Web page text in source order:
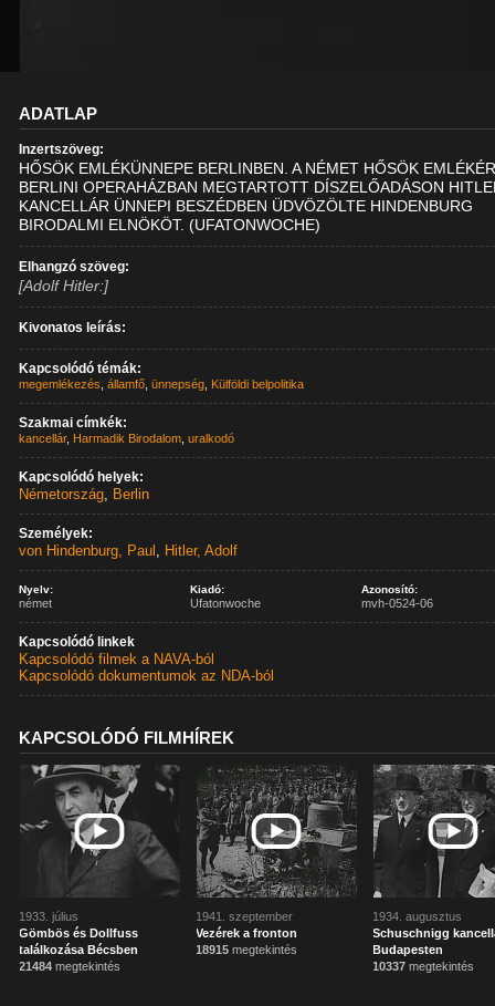
ADATLAP
Inzertszöveg:
HŐSÖK EMLÉKÜNNEPE BERLINBEN. A NÉMET HŐSÖK
BERLINI OPERAHÁZBAN MEGTARTOTT DÍSZELŐADÁSON
KANCELLÁR ÜNNEPI BESZÉDBEN ÜDVÖZÖLTE HINDENBURG
BIRODALMI ELNÖKÖT. (UFATONWOCHE)
Elhangzó szöveg:
[Adolf Hitler:]
Kivonatos leírás:
Kapcsolódó témák:
megemlékezés ,államfő ,ünnepség Külföldi belpolitika
Szakmai címkék:
kancellár, Harmadik Birodalom ,uralkodó
Kapcsolódó helyek:
Németország, Berlin
Személyek:
von Hindenburg, Paul , Hitler, Adolf
Nyelv:
német
Kiadó:
Ufatonwoche
Azonosító:
mvh-0524-06
Kapcsolódó linkek
Kapcsolódó filmek a NAVA-ból
Kapcsolódó dokumentumok az NDA-ból
KAPCSOLÓDÓ FILMHÍREK
1933. július
Gömbös és Dollfuss
találkozása Bécsben
21484 megtekintés
1941. szeptember
Vezérek a fronton
18915 megtekintés
1934. augusztus
Schuschnigg
Budapesten
10337 megtekintés